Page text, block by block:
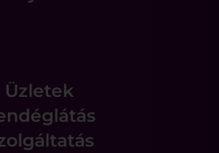
Üzletek